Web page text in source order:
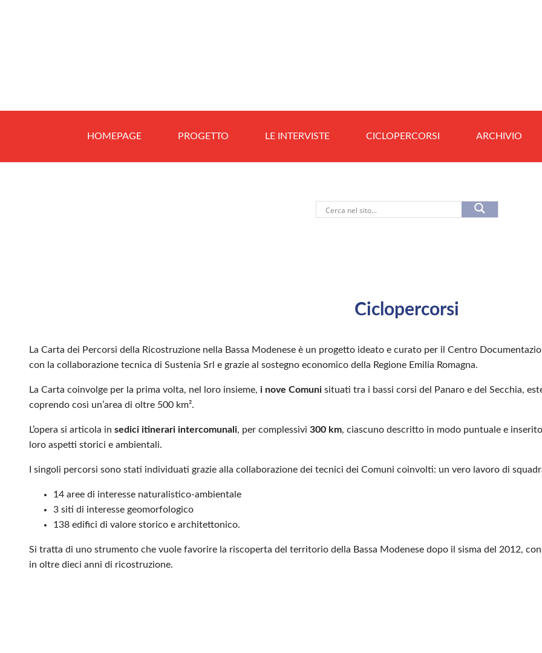
HOMEPAGE PROGETTO LE INTERVISTE CICLOPERCORSI ARCHIVIO
Ciclopercorsi
La Carta dei Percorsi della Ricostruzione nella Bassa Modenese è un progetto ideato e curato per il Centro
con la collaborazione tecnica di Sustenia Srl e grazie al sostegno economico della Regione Emilia Romagna.
La Carta coinvolge per la prima volta, nel loro insieme, i nove Comuni situati tra i bassi corsi del Panaro e del Secchia,
coprendo così un’area di oltre 500 km².
L’opera si articola in sedici itinerari intercomunali, per complessivi 300 km, ciascuno descritto in modo puntuale e
loro aspetti storici e ambientali.
I singoli percorsi sono stati individuati grazie alla collaborazione dei tecnici dei Comuni coinvolti: un vero lavoro di
14 aree di interesse naturalistico-ambientale
3 siti di interesse geomorfologico
138 edifici di valore storico e architettonico.
Si tratta di uno strumento che vuole favorire la riscoperta del territorio della Bassa Modenese dopo il sisma del 2012,
in oltre dieci anni di ricostruzione.